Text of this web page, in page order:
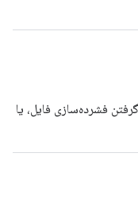
فشرده‌سازی فایل، یا